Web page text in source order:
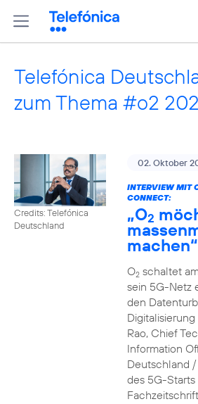
Telefónica
zum Thema #o2
Credits: Telefónica
Deutschland
02. Oktober
INTERVIEW MIT
CONNECT:
„O2
machen“
O2schaltet
sein 5G-Netz
den
Rao, Chief
Information
Deutschland /
des 5G-Starts